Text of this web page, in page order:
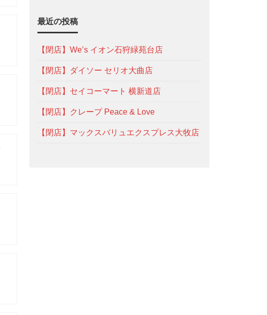
最近の投稿
【閉店】We’s イオン石狩緑苑台店
【閉店】ダイソー セリオ大曲店
【閉店】セイコーマート 横新道店
【閉店】クレープ Peace & Love
【閉店】マックスバリュエクスプレス大牧店